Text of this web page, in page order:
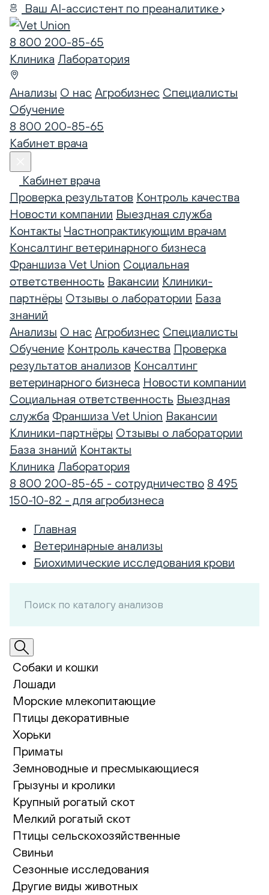
Ваш AI-ассистент по преаналитике
8 800 200-85-65
Клиника Лаборатория
Анализы О нас Агробизнес Специалисты
Обучение
8 800 200-85-65
Кабинет врача
Кабинет врача
Проверка результатов Контроль качества
Новости компании Выездная служба
Контакты Частнопрактикующим врачам
Консалтинг ветеринарного бизнеса
Франшиза Vet Union Социальная
ответственность Вакансии Клиники-
партнёры Отзывы о лаборатории База
знаний
Анализы О нас Агробизнес Специалисты
Обучение Контроль качества Проверка
результатов анализов Консалтинг
ветеринарного бизнеса Новости компании
Социальная ответственность Выездная
служба Франшиза Vet Union Вакансии
Клиники-партнёры Отзывы о лаборатории
База знаний Контакты
Клиника Лаборатория
8 800 200-85-65 - сотрудничество 8 495
150-10-82 - для агробизнеса
Главная
Ветеринарные анализы
Биохимические исследования крови
Собаки и кошки
Лошади
Морские млекопитающие
Птицы декоративные
Хорьки
Приматы
Земноводные и пресмыкающиеся
Грызуны и кролики
Крупный рогатый скот
Мелкий рогатый скот
Птицы сельскохозяйственные
Свиньи
Сезонные исследования
Другие виды животных